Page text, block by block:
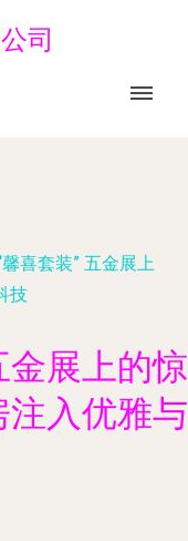
司
喜套装” 五金展上
技
金展上的惊
入优雅与